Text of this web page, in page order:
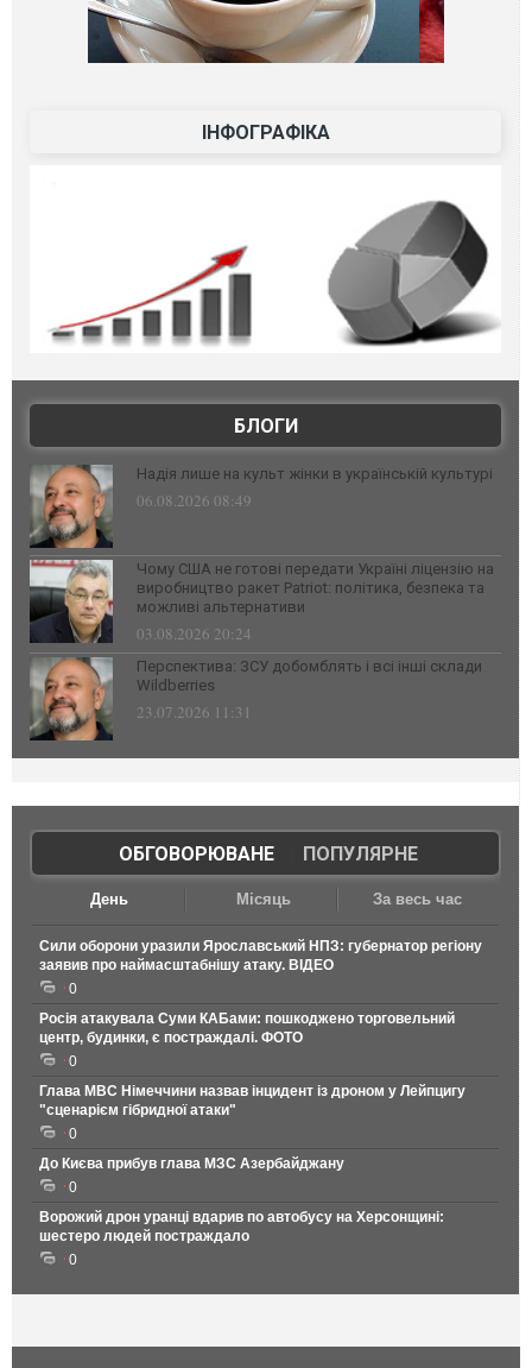
ІНФОГРАФІКА
БЛОГИ
Надія лише на культ жінки в українській культурі
06.08.2026 08:49
Чому США не готові передати Україні ліцензію на
виробництво ракет Patriot: політика, безпека та
можливі альтернативи
03.08.2026 20:24
Перспектива: ЗСУ добомблять і всі інші склади
Wildberries
23.07.2026 11:31
ОБГОВОРЮВАНЕ| ПОПУЛЯРНЕ
День Місяць За весь час
Сили оборони уразили Ярославський НПЗ: губернатор регіону
заявив про наймасштабнішу атаку. ВІДЕО
0
Росія атакувала Суми КАБами: пошкоджено торговельний
центр, будинки, є постраждалі. ФОТО
0
Глава МВС Німеччини назвав інцидент із дроном у Лейпцигу
"сценарієм гібридної атаки"
0
До Києва прибув глава МЗС Азербайджану
0
Ворожий дрон уранці вдарив по автобусу на Херсонщині:
шестеро людей постраждало
0